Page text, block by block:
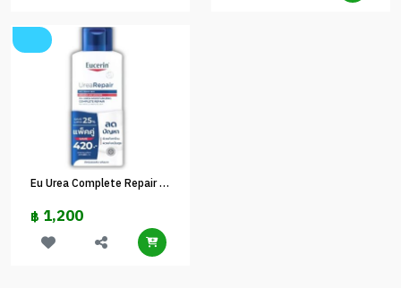
Eu Urea Complete Repair save 50% Set
฿ 1,200